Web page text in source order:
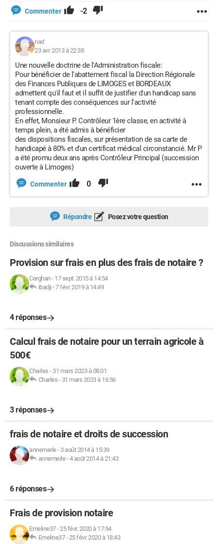
Commenter -2
nad
23 avr. 2013 à 22:38
Une nouvelle doctrine de l'Administration fiscale:
Pour bénéficier de l'abattement fiscal la Direction Régionale
des Finances Publiques de LIMOGES et BORDEAUX
admettent qu'il faut et il suffit de justifier d'un handicap sans
tenant compte des conséquences sur l'activité
professionnelle.
En effet, Monsieur P. Contrôleur 1ère classe, en activité à
temps plein, a été admis à bénéficier
des dispositions fiscales, sur présentation de sa carte de
handicapé à 80% et d'un certificat médical circonstancié. Mr P
a été promu deux ans après Contrôleur Principal (succession
ouverte à Limoges)
Commenter 0
Répondre Posez votre question
Discussions similaires
Provision sur frais en plus des frais de notaire ?
Cerghan- 17 sept. 2015 à 14:54
ibadji -7 févr. 2019 à 14:49
4 réponses
Calcul frais de notaire pour un terrain agricole à
500€
Charles - 31 mars 2023 à 08:01
Charles - 31 mars 2023 à 16:56
3 réponses
frais de notaire et droits de succession
annemerle- 3 août 2014 à 15:39
annemerle-4 août 2014 à 21:43
6 réponses
Frais de provision notaire
Emeline37-25 févr. 2020 à 17:54
Emeline37-25 févr. 2020 à 18:43